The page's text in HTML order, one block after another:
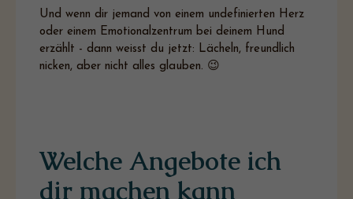
Und wenn dir jemand von einem undefinierten Herz
oder einem Emotionalzentrum bei deinem Hund
erzählt - dann weisst du jetzt: Lächeln, freundlich
nicken, aber nicht alles glauben. 😉
Welche Angebote ich
dir machen kann